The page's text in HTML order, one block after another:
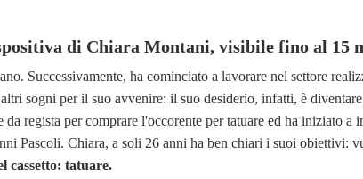
di Chiara Montani, visibile fino al 15
Successivamente, ha cominciato a lavorare nel settore
sogni per il suo avvenire: il suo desiderio, infatti, è
regista per comprare l'occorente per tatuare ed ha iniziato a
Pascoli. Chiara, a soli 26 anni ha ben chiari i suoi obiettivi:
cassetto: tatuare.